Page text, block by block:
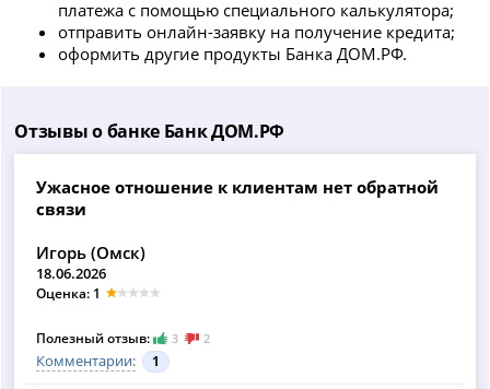
платежа с помощью специального калькулятора;
отправить онлайн-заявку на получение кредита;
оформить другие продукты Банка ДОМ.РФ.
Отзывы о банке Банк ДОМ.РФ
Ужасное отношение к клиентам нет обратной
связи
Игорь (Омск)
18.06.2026
Оценка: 1
Полезный отзыв: 3 2
Комментарии: 1